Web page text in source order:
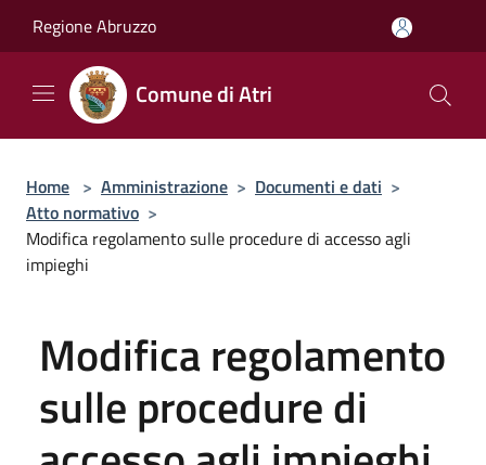
Regione Abruzzo
Comune di Atri
Home > Amministrazione > Documenti e dati >
Atto normativo >
Modifica regolamento sulle procedure di accesso agli
impieghi
Modifica regolamento
sulle procedure di